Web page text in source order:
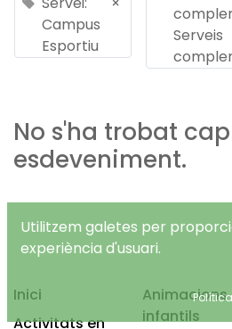
Campus
Esportiu
Serveis
No s'ha trobat cap
esdeveniment.
Inici
Activitats en
Animacions
infantils
Utilitzem galetes per
experiència d'usuari.